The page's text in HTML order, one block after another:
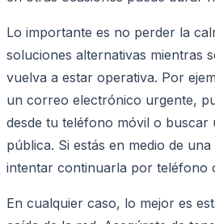
Lo importante es no perder la
soluciones alternativas mientras
vuelva a estar operativa. Por
un correo electrónico urgente,
desde tu teléfono móvil o buscar
pública. Si estás en medio de
intentar continuarla por teléfono
En cualquier caso, lo mejor es